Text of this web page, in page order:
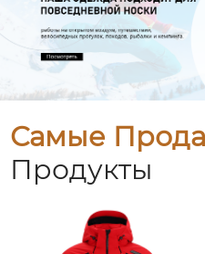
Самые
Продукты